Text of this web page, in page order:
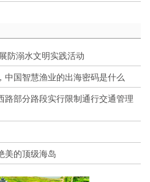
防溺水文明实践活动
国智慧渔业的出海密码是什么
路部分路段实行限制通行交通管理
美的顶级海岛